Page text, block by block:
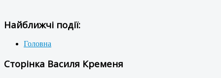
Найближчі події:
Головна
Сторінка Василя Кременя